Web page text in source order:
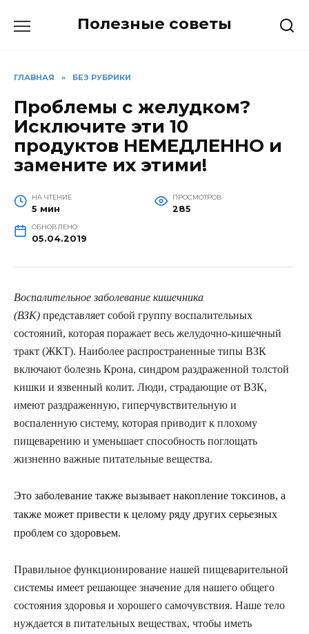
Полезные советы
ГЛАВНАЯ » БЕЗ РУБРИКИ
Проблемы с желудком?
Исключите эти 10
продуктов НЕМЕДЛЕННО и
замените их этими!
НА ЧТЕНИЕ
5 мин
ПРОСМОТРОВ
285
ОБНОВЛЕНО
05.04.2019
Воспалительное заболевание кишечника
(ВЗК) представляет собой группу воспалительных
состояний, которая поражает весь желудочно-кишечный
тракт (ЖКТ). Наиболее распространенные типы ВЗК
включают болезнь Крона, синдром раздраженной толстой
кишки и язвенный колит. Люди, страдающие от ВЗК,
имеют раздраженную, гиперчувствительную и
воспаленную систему, которая приводит к плохому
пищеварению и уменьшает способность поглощать
жизненно важные питательные вещества.
Это заболевание также вызывает накопление токсинов, а
также может привести к целому ряду других серьезных
проблем со здоровьем.
Правильное функционирование нашей пищеварительной
системы имеет решающее значение для нашего общего
состояния здоровья и хорошего самочувствия. Наше тело
нуждается в питательных веществах, чтобы иметь